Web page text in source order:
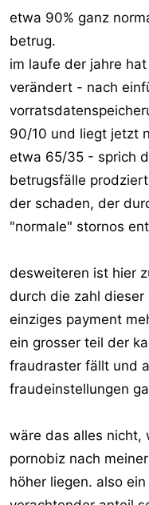
etwa 90% ganz
betrug.
im laufe der jahre
verändert - nach
90/10 und liegt jetzt
etwa 65/35 - sprich
betrugsfälle
der schaden, der
"normale" stornos
desweiteren ist hier
durch die zahl
einziges payment
ein grosser teil der
fraudraster fällt und
fraudeinstellungen
wäre das alles nicht,
pornobiz nach
höher liegen. also